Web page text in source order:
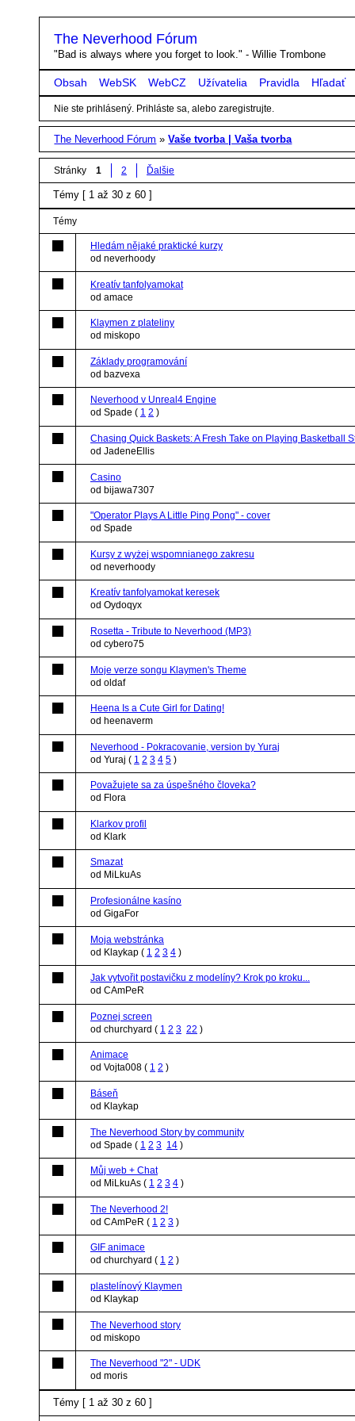
The Neverhood Fórum
"Bad is always where you forget to look." - Willie Trombone
Obsah WebSK WebCZ Užívatelia Pravidla Hľadať
Nie ste prihlásený. Prihláste sa, alebo zaregistrujte.
The Neverhood Fórum »Vaše tvorba | Vaša tvorba
Stránky 1 2 Ďalšie
Témy [ 1 až 30 z 60 ]
Témy
Hledám nějaké praktické kurzy
od neverhoody
Kreatív tanfolyamokat
od amace
Klaymen z plateliny
od miskopo
Základy programování
od bazvexa
Neverhood v Unreal4 Engine
od Spade ( 1 2 )
Chasing Quick Baskets: A Fresh Take on Playing Basketball
od JadeneEllis
Casino
od bijawa7307
"Operator Plays A Little Ping Pong" - cover
od Spade
Kursy z wyżej wspomnianego zakresu
od neverhoody
Kreatív tanfolyamokat keresek
od Oydoqyx
Rosetta - Tribute to Neverhood (MP3)
od cybero75
Moje verze songu Klaymen's Theme
od oldaf
Heena Is a Cute Girl for Dating!
od heenaverm
Neverhood - Pokracovanie, version by Yuraj
od Yuraj ( 1 2 3 4 5 )
Považujete sa za úspešného človeka?
od Flora
Klarkov profil
od Klark
Smazat
od MiLkuAs
Profesionálne kasíno
od GigaFor
Moja webstránka
od Klaykap ( 1 2 3 4 )
Jak vytvořit postavičku z modelíny? Krok po kroku...
od CAmPeR
Poznej screen
od churchyard ( 1 2 3 22 )
Animace
od Vojta008 ( 1 2 )
Báseň
od Klaykap
The Neverhood Story by community
od Spade ( 1 2 3 14 )
Můj web + Chat
od MiLkuAs ( 1 2 3 4 )
The Neverhood 2!
od CAmPeR ( 1 2 3 )
GIF animace
od churchyard ( 1 2 )
plastelínový Klaymen
od Klaykap
The Neverhood story
od miskopo
The Neverhood "2" - UDK
od moris
Témy [ 1 až 30 z 60 ]